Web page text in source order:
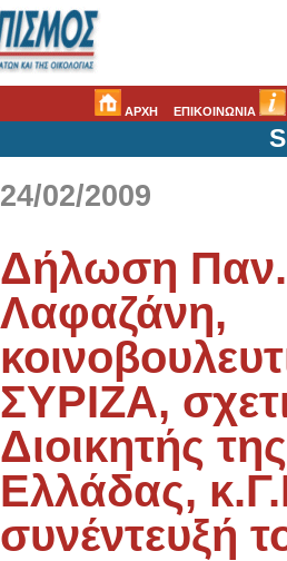
ΑΡΧΗ ΕΠΙΚΟΙΝΩΝΙΑ
24/02/2009
Δήλωση Παν.
Λαφαζάνη,
ΣΥΡΙΖΑ,
Διοικητής
Ελλάδας,
συνέντευξή